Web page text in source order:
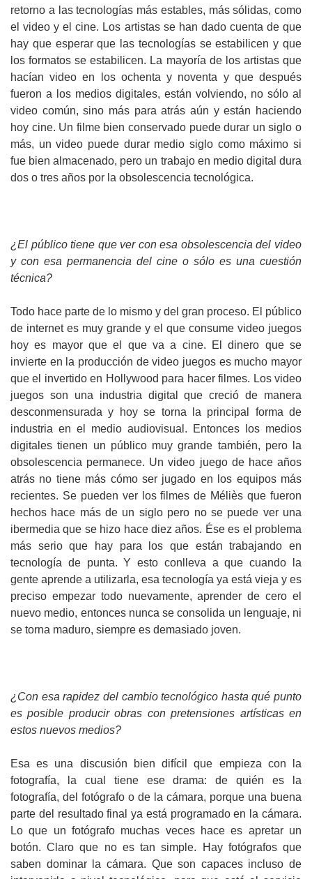
retorno a las tecnologías más estables, más sólidas, como
el video y el cine. Los artistas se han dado cuenta de que
hay que esperar que las tecnologías se estabilicen y que
los formatos se estabilicen. La mayoría de los artistas que
hacían video en los ochenta y noventa y que después
fueron a los medios digitales, están volviendo, no sólo al
video común, sino más para atrás aún y están haciendo
hoy cine. Un filme bien conservado puede durar un siglo o
más, un video puede durar medio siglo como máximo si
fue bien almacenado, pero un trabajo en medio digital dura
dos o tres años por la obsolescencia tecnológica.
¿El público tiene que ver con esa obsolescencia del video
y con esa permanencia del cine o sólo es una cuestión
técnica?
Todo hace parte de lo mismo y del gran proceso. El público
de internet es muy grande y el que consume video juegos
hoy es mayor que el que va a cine. El dinero que se
invierte en la producción de video juegos es mucho mayor
que el invertido en Hollywood para hacer filmes. Los video
juegos son una industria digital que creció de manera
desconmensurada y hoy se torna la principal forma de
industria en el medio audiovisual. Entonces los medios
digitales tienen un público muy grande también, pero la
obsolescencia permanece. Un video juego de hace años
atrás no tiene más cómo ser jugado en los equipos más
recientes. Se pueden ver los filmes de Méliès que fueron
hechos hace más de un siglo pero no se puede ver una
ibermedia que se hizo hace diez años. Ése es el problema
más serio que hay para los que están trabajando en
tecnología de punta. Y esto conlleva a que cuando la
gente aprende a utilizarla, esa tecnología ya está vieja y es
preciso empezar todo nuevamente, aprender de cero el
nuevo medio, entonces nunca se consolida un lenguaje, ni
se torna maduro, siempre es demasiado joven.
¿Con esa rapidez del cambio tecnológico hasta qué punto
es posible producir obras con pretensiones artísticas en
estos nuevos medios?
Esa es una discusión bien difícil que empieza con la
fotografía, la cual tiene ese drama: de quién es la
fotografía, del fotógrafo o de la cámara, porque una buena
parte del resultado final ya está programado en la cámara.
Lo que un fotógrafo muchas veces hace es apretar un
botón. Claro que no es tan simple. Hay fotógrafos que
saben dominar la cámara. Que son capaces incluso de